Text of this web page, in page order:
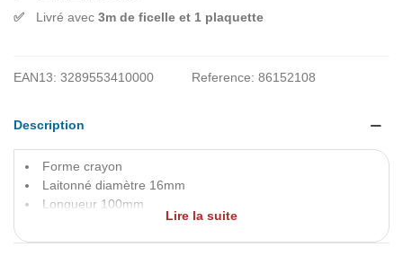
Livré avec 3m de ficelle et 1 plaquette
EAN13: 3289553410000 Reference: 86152108
Description
Forme crayon
Laitonné diamètre 16mm
Longueur 100mm
Livré avec 3m de ficelle et 1 plaquette
Lire la suite